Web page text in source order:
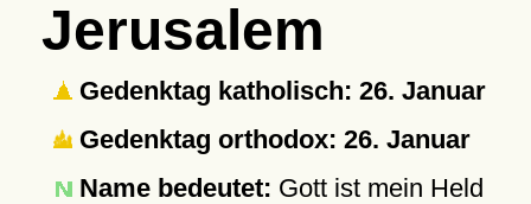
Jerusalem
Gedenktag katholisch: 26. Januar
Gedenktag orthodox: 26. Januar
Name bedeutet: Gott ist mein Held